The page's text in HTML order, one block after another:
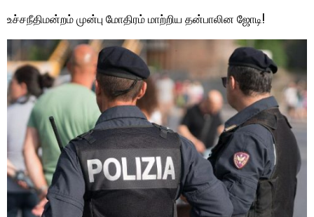
உச்சநீதிமன்றம் முன்பு மோதிரம் மாற்றிய தன்பாலின ஜோடி!